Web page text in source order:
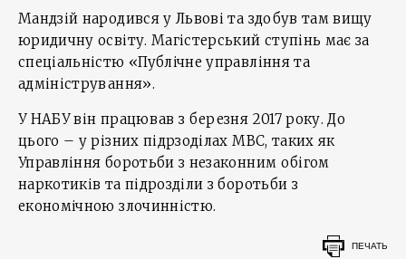
Мандзій народився у Львові та здобув там вищу
юридичну освіту. Магістерський ступінь має за
спеціальністю «Публічне управління та
адміністрування».
У НАБУ він працював з березня 2017 року. До
цього – у різних підрзоділах МВС, таких як
Управління боротьби з незаконним обігом
наркотиків та підрозділи з боротьби з
економічною злочинністю.
ПЕЧАТЬ